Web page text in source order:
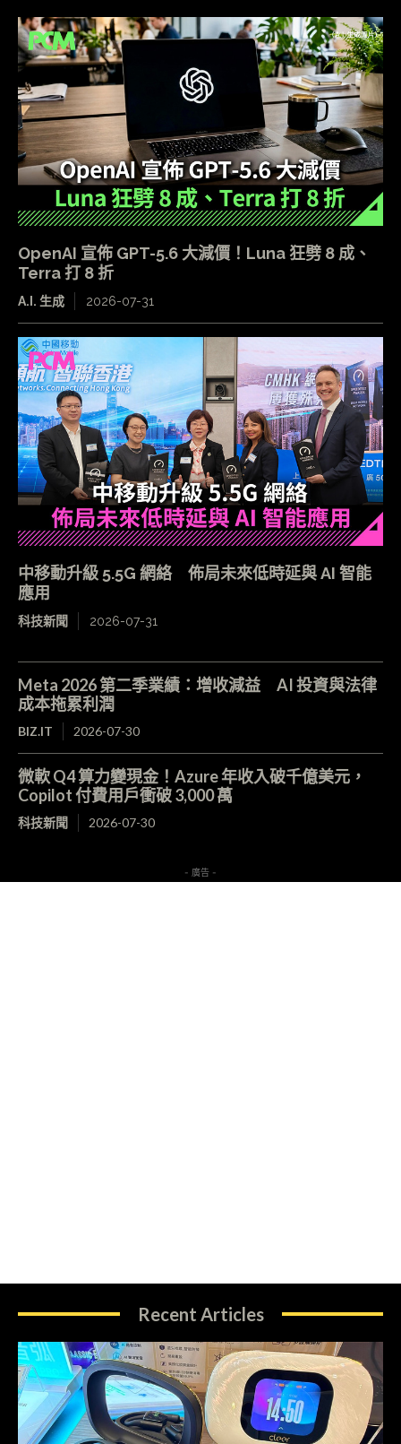
OpenAI 宣佈 GPT-5.6 大減價！Luna 狂劈 8 成、
Terra 打 8 折
A.I. 生成 2026-07-31
中移動升級 5.5G 網絡 佈局未來低時延與 AI 智能
應用
科技新聞 2026-07-31
Meta 2026 第二季業績：增收減益 AI 投資與法律
成本拖累利潤
BIZ.IT 2026-07-30
微軟 Q4 算力變現金！Azure 年收入破千億美元，
Copilot 付費用戶衝破 3,000 萬
科技新聞 2026-07-30
- 廣告 -
Recent Articles